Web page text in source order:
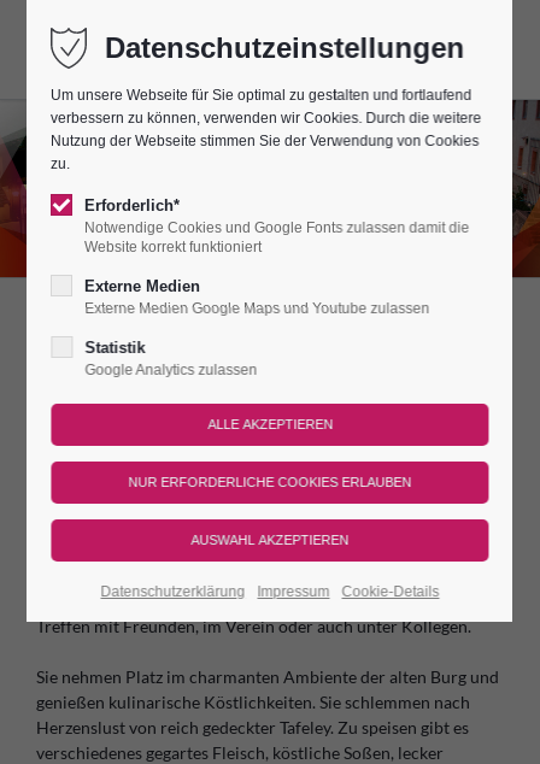
Datenschutzeinstellungen
Um unsere Webseite für Sie optimal zu gestalten und fortlaufend
verbessern zu können, verwenden wir Cookies. Durch die weitere
Nutzung der Webseite stimmen Sie der Verwendung von Cookies
zu.
Erforderlich*
Notwendige Cookies und Google Fonts zulassen damit die
Website korrekt funktioniert
Externe Medien
Externe Medien Google Maps und Youtube zulassen
Statistik
Google Analytics zulassen
Datenschutzerklärung Impressum Cookie-Details
BRUNCHEN IM
BURGAMBIENTE
DAS VERWÖHNPAKET
Lassen Sie sich gern verwöhnen? Dann brunchen Sie mal
anders! Für alle, die einen ganz besonderen Ausflug
genau das Richtige. Ideal für einen Familienausflug oder ein
Treffen mit Freunden, im Verein oder auch unter Kollegen.
Sie nehmen Platz im charmanten Ambiente der alten Burg und
genießen kulinarische Köstlichkeiten. Sie schlemmen nach
Herzenslust von reich gedeckter Tafeley. Zu speisen gibt es
verschiedenes gegartes Fleisch, köstliche Soßen, lecker